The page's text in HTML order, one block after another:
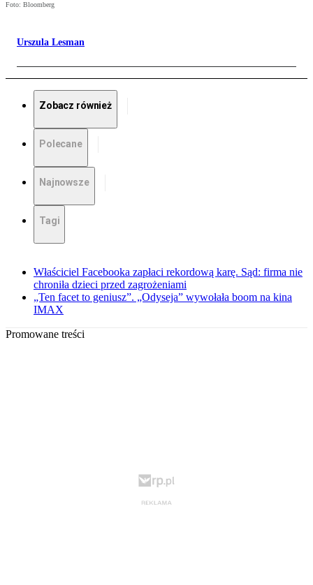
Foto: Bloomberg
Urszula Lesman
Zobacz również
Polecane
Najnowsze
Tagi
Właściciel Facebooka zapłaci rekordową karę. Sąd: firma nie
chroniła dzieci przed zagrożeniami
„Ten facet to geniusz”. „Odyseja” wywołała boom na kina
IMAX
Promowane treści